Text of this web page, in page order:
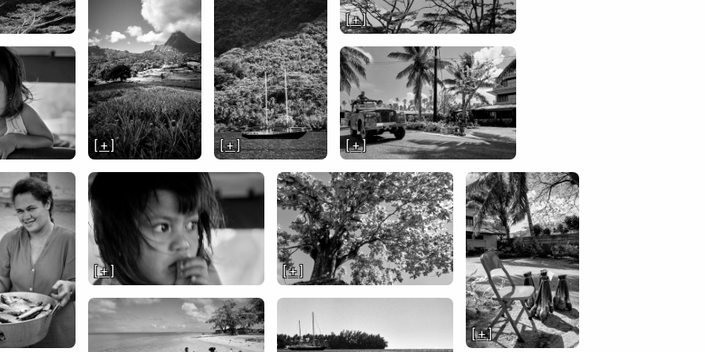
[ + ]
[ + ] [ + ] [ + ]
[ + ] [ + ]
[ + ]